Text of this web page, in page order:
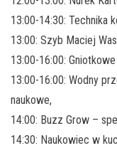
13:00-14:30: Technika
13:00: Szyb Maciej
13:00-16:00:
13:00-16:00: Wodny
naukowe,
14:00: Buzz Grow –
14:30: Naukowiec w